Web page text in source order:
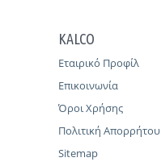
KALCO
Εταιρικό Προφίλ
Επικοινωνία
Όροι Χρήσης
Πολιτική Απορρήτου
Sitemap